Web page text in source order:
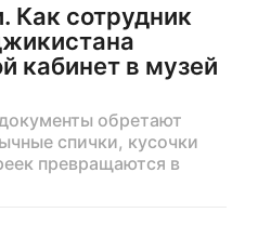
Как сотрудник
кабинет в музей
обретают
спички, кусочки
превращаются в